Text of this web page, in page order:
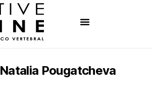
Natalia Pougatcheva